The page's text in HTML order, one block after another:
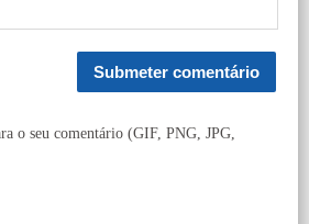
o seu comentário (GIF, PNG, JPG,